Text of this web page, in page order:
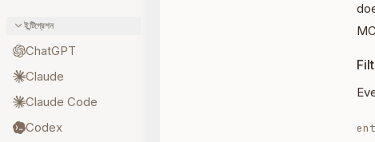
ইন্টিগ্রেশন
ChatGPT
Claude
Claude Code
Codex